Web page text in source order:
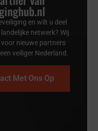
en wilt u deel
netwerk? Wij
nieuwe partners
veiliger Nederland.
Met Ons Op